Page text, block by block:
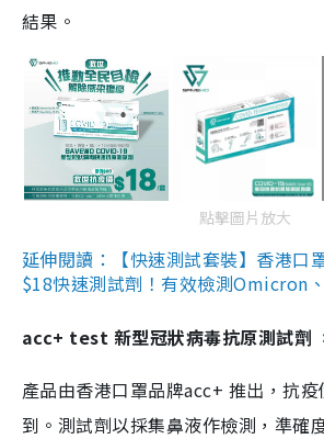
結果。
點擊圖片放大
延伸閱讀：【快速測試套裝】香港口
$18快速測試劑！有效檢測Omicron
acc+ test 新型冠狀病毒抗原測試劑
產品由香港口罩品牌acc+ 推出，抗
到。測試劑以採集鼻液作檢測，準確